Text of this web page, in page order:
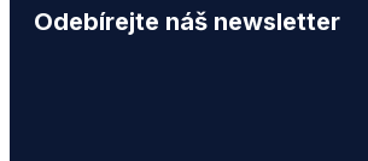
Odebírejte náš newsletter